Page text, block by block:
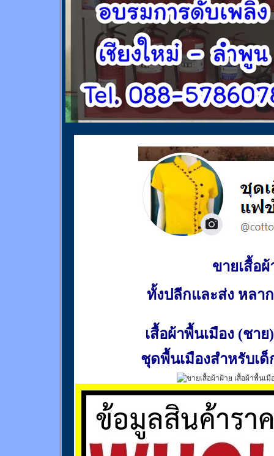
ขายเสื้อผ้
ทั้งปลีกและส่ง หลา
เสื้อผ้าพื้นเมือง (ชาย)
ชุดพื้นเมืองสำหรับเด็